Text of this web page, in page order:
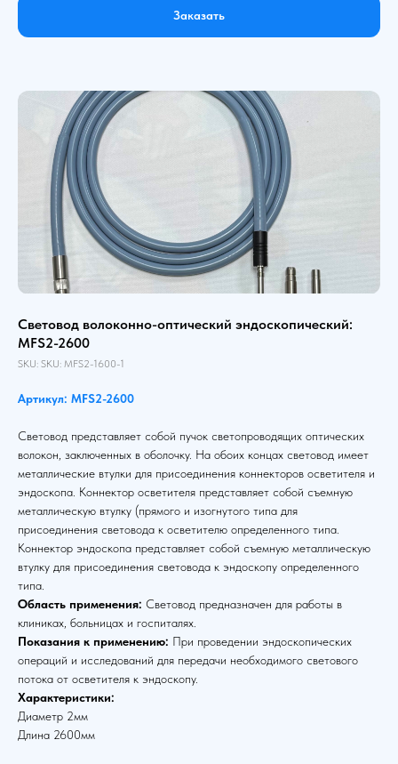
Заказать
Световод волоконно-оптический эндоскопический:
MFS2-2600
SKU: SKU: MFS2-1600-1
Артикул: MFS2-2600
Световод представляет собой пучок светопроводящих оптических
волокон, заключенных в оболочку. На обоих концах световод имеет
металлические втулки для присоединения коннекторов осветителя и
эндоскопа. Коннектор осветителя представляет собой съемную
металлическую втулку (прямого и изогнутого типа для
присоединения световода к осветителю определенного типа.
Коннектор эндоскопа представляет собой съемную металлическую
втулку для присоединения световода к эндоскопу определенного
типа.
Область применения: Световод предназначен для работы в
клиниках, больницах и госпиталях.
Показания к применению: При проведении эндоскопических
операций и исследований для передачи необходимого светового
потока от осветителя к эндоскопу.
Характеристики:
Диаметр 2мм
Длина 2600мм